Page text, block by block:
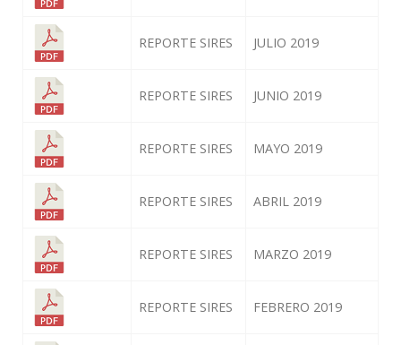
REPORTE SIRES JULIO 2019
REPORTE SIRES JUNIO 2019
REPORTE SIRES MAYO 2019
REPORTE SIRES ABRIL 2019
REPORTE SIRES MARZO 2019
REPORTE SIRES FEBRERO 2019